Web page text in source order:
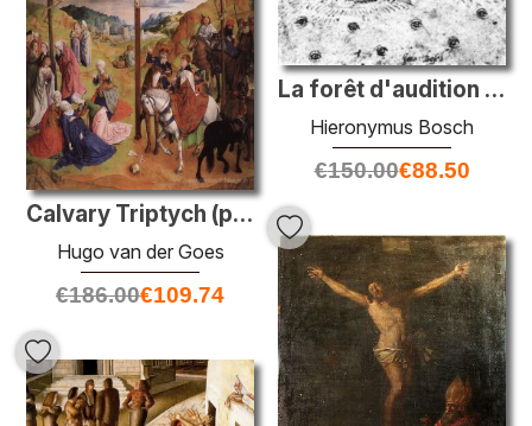
La forêt d'audition et le champ de vision
Hieronymus Bosch
€150.00€88.50
Calvary Triptych (panneau central)
Hugo van der Goes
€186.00€109.74